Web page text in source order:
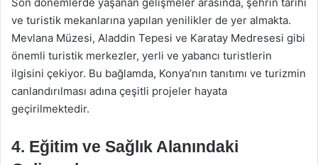
ve turistik mekanlarına yapılan yenilikler de yer almakta.
Mevlana Müzesi, Aladdin Tepesi ve Karatay Medresesi gibi
önemli turistik merkezler, yerli ve yabancı turistlerin
ilgisini çekiyor. Bu bağlamda, Konya’nın tanıtımı ve turizmin
canlandırılması adına çeşitli projeler hayata
geçirilmektedir.
4. Eğitim ve Sağlık Alanındaki